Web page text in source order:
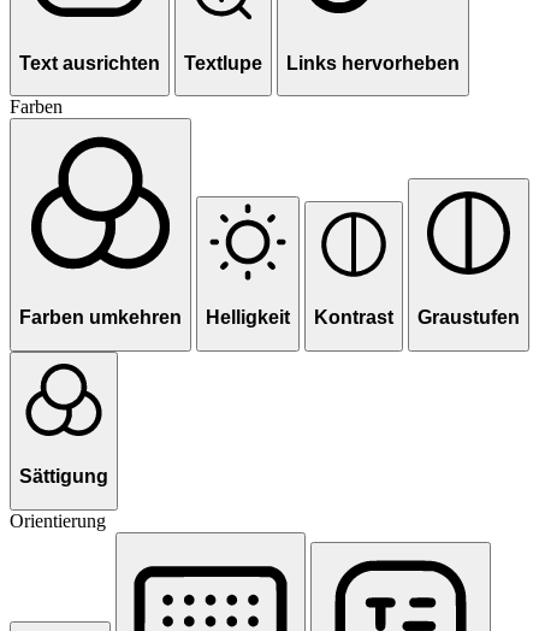
Text ausrichten Textlupe Links hervorheben
Farben
Farben umkehren Helligkeit Kontrast Graustufen
Sättigung
Orientierung